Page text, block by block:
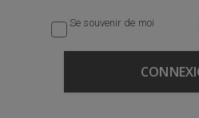
Se souvenir de moi